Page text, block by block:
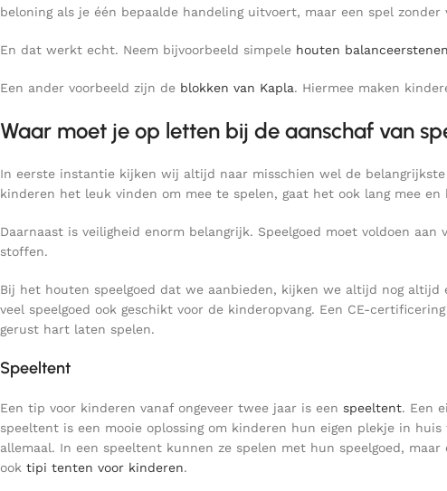
beloning als je één bepaalde handeling uitvoert, maar een spel zonder
En dat werkt echt. Neem bijvoorbeeld simpele houten balanceerstenen
Een ander voorbeeld zijn de blokken van Kapla. Hiermee maken
Waar moet je op letten bij de aanschaf van
In eerste instantie kijken wij altijd naar misschien wel de
kinderen het leuk vinden om mee te spelen, gaat het ook lang mee
Daarnaast is veiligheid enorm belangrijk. Speelgoed moet voldoen
stoffen.
Bij het houten speelgoed dat we aanbieden, kijken we altijd nog altijd
veel speelgoed ook geschikt voor de kinderopvang. Een CE-
gerust hart laten spelen.
Speeltent
Een tip voor kinderen vanaf ongeveer twee jaar is een speeltent. Een
speeltent is een mooie oplossing om kinderen hun eigen plekje in
allemaal. In een speeltent kunnen ze spelen met hun speelgoed,
ook tipi tenten voor kinderen.